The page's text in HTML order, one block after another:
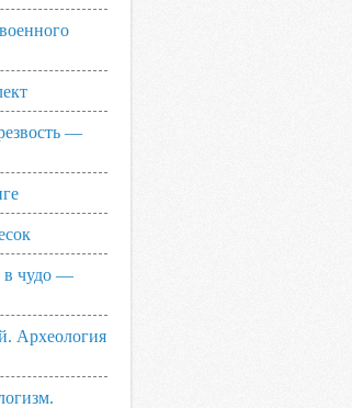
—
в чудо —
Археология